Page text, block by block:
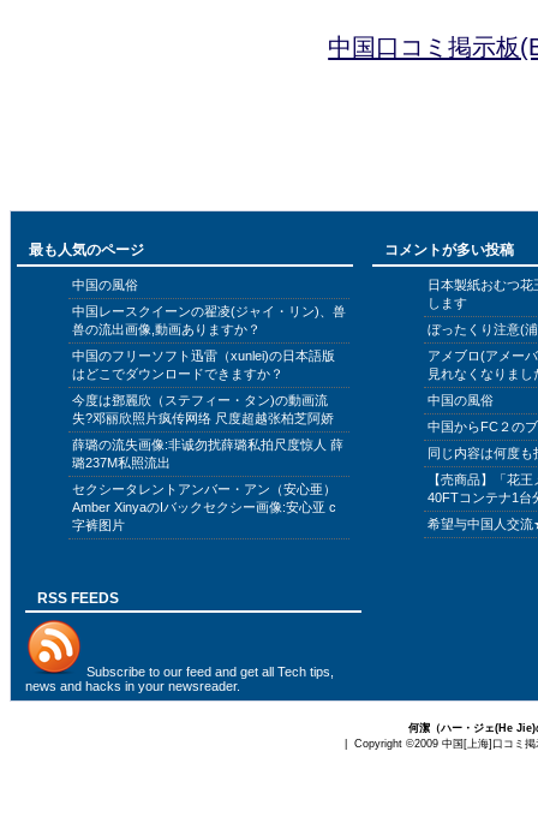
中国口コミ掲示板
最も人気のページ
中国の風俗
中国レースクイーンの翟凌(ジャイ・リン)、兽
兽の流出画像,動画ありますか？
中国のフリーソフト迅雷（xunlei)の日本語版
はどこでダウンロードできますか？
今度は鄧麗欣（ステフィー・タン)の動画流
失?邓丽欣照片疯传网络 尺度超越张柏芝阿娇
薛璐の流失画像:非诚勿扰薛璐私拍尺度惊人 薛
璐237M私照流出
セクシータレントアンバー・アン（安心亜）
Amber XinyaのIバックセクシー画像:安心亚 c
字裤图片
コメントが多い投稿
日本製紙おむつ
します
ぼったくり注意(
アメブロ(アメー
見れなくなりまし
中国の風俗
中国からFC２の
同じ内容は何度
【売商品】「花
40FTコンテナ1台
希望与中国人交
RSS FEEDS
Subscribe to our feed and get all Tech tips,
news and hacks in your newsreader.
何潔（ハー・ジェ(He
| Copyright ©2009 中国[上海]口コミ掲